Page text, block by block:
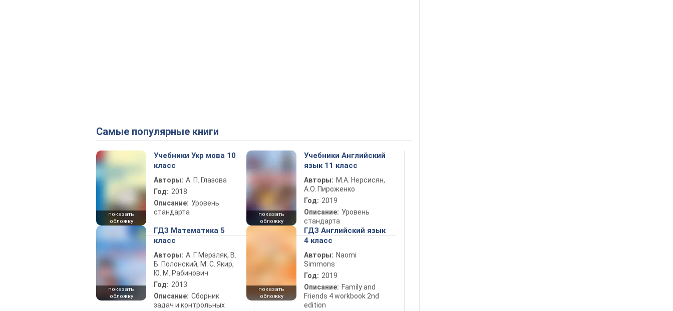
Самые популярные книги
показать
обложку
Учебники Укр мова 10
класс
Авторы: А. П. Глазова
Год: 2018
Описание: Уровень
стандарта
показать
обложку
Учебники Английский
язык 11 класс
Авторы: М.А. Нерсисян,
А.О. Пироженко
Год: 2019
Описание: Уровень
стандарта
показать
обложку
ГДЗ Математика 5
класс
Авторы: А. Г. Мерзляк, В.
Б. Полонский, М. С. Якир,
Ю. М. Рабинович
Год: 2013
Описание: Сборник
задач и контрольных
показать
обложку
ГДЗ Английский язык
4 класс
Авторы: Naomi
Simmons
Год: 2019
Описание: Family and
Friends 4 workbook 2nd
edition